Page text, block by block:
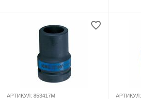
АРТИКУЛ: 853417M АРТИКУЛ: